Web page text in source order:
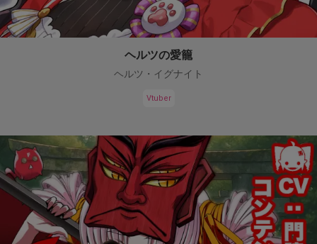
ヘルツの愛籠
ヘルツ・イグナイト
Vtuber